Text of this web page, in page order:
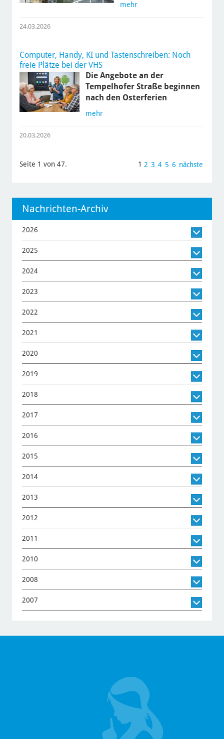
mehr
24.03.2026
Computer, Handy, KI und Tastenschreiben: Noch
freie Plätze bei der VHS
Die Angebote an der
Tempelhofer Straße beginnen
nach den Osterferien
mehr
20.03.2026
Seite 1 von 47. 1 2 3 4 5 6 nächste
Nachrichten-Archiv
2026
2025
2024
2023
2022
2021
2020
2019
2018
2017
2016
2015
2014
2013
2012
2011
2010
2008
2007